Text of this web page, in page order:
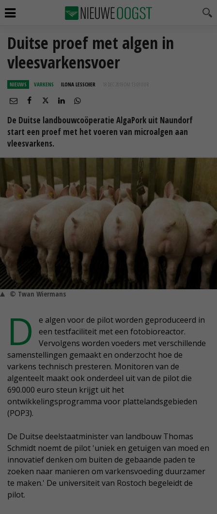
Duitse proef met algen in
vleesvarkensvoer
NIEUWS VARKENS ILONA LESSCHER 18 DEC 2019 OM 13:01
De Duitse landbouwcoöperatie AlgaPork uit Naundorf
start een proef met het voeren van microalgen aan
vleesvarkens.
© Twan Wiermans
D
e algen voor de pilot worden geproduceerd in
een testfaciliteit met een fotobioreactor.
Vervolgens worden voeders met verschillende
samenstellingen gemaakt en onderzocht hoe de
varkens technisch presteren. Monitoren van de
algenteelt maakt ook onderdeel uit van de pilot die
690.000 euro steun krijgt uit het
ontwikkelingsprogramma voor plattelandsgebieden
(POP3).
De Duitse deelstaatminister van landbouw Thomas
Schmidt noemt de pilot 'uniek en getuigen van moed en
innovatief denken om buiten de gebaande paden te
zoeken naar manieren om varkensvoeding duurzamer
te maken.' De universiteit van Rostoch begeleidt de
pilot.